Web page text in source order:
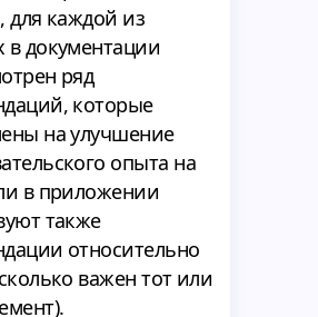
для каждой из
в документации
ряд
которые
на улучшение
опыта на
в приложении
также
относительно
важен тот или